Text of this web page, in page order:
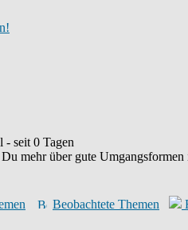
- seit 0 Tagen
mehr über gute Umgangsformen
Beobachtete Themen